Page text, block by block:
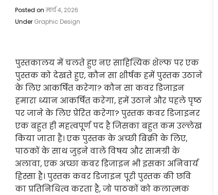
Posted onमार्च 4, 2026
Under Graphic Design
पुस्तकालय में चलते हुए नए साहित्यिक शेल्फ पर एक
पुस्तक को देखते हुए, कौन सा शीर्षक हमें पुस्तक उठाने
के लिए आकर्षित करेगा? कौन सा कवर डिजाइन
हमारा ध्यान आकर्षित करेगा, हमें उठाने और पहले पृष्ठ
पर जाने के लिए प्रेरित करेगा? पुस्तक कवर डिजाइनर
एक बहुत ही महत्वपूर्ण पद है जिसका बहुत कम उल्लेख
किया जाता है। एक पुस्तक के अच्छी बिक्री के लिए,
पाठकों के साथ जुड़ने वाले विषय और सामग्री के
अलावा, एक अच्छा कवर डिजाइन भी इसका अनिवार्य
हिस्सा है। पुस्तक कवर डिजाइन पूरी पुस्तक की छवि
का प्रतिनिधित्व करता है, जो पाठकों को कलात्मक